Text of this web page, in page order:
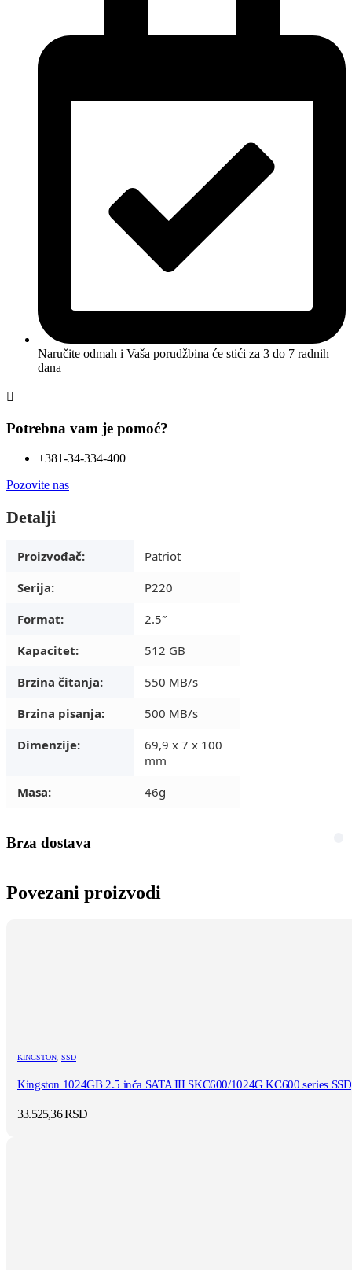
Naručite odmah i Vaša porudžbina će stići za 3 do 7 radnih
dana
Potrebna vam je pomoć?
+381-34-334-400
Pozovite nas
Detalji
Proizvođač:
Patriot
Serija:
P220
Format:
2.5″
Kapacitet:
512 GB
Brzina čitanja:
550 MB/s
Brzina pisanja:
500 MB/s
Dimenzije:
69,9 x 7 x 100
mm
Masa:
46g
Brza dostava
Povezani proizvodi
KINGSTON SSD
Kingston 1024GB 2.5 inča SATA III SKC600/1024G KC600 series SSD
33.525,36RSD